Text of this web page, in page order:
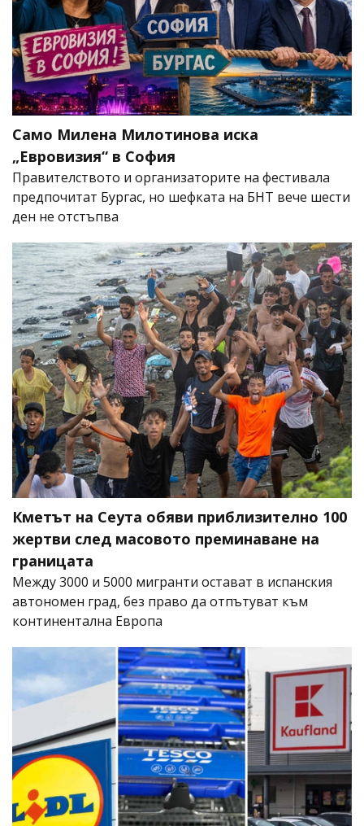
Само Милена Милотинова иска
„Евровизия“ в София
Правителството и организаторите на фестивала
предпочитат Бургас, но шефката на БНТ вече шести
ден не отстъпва
Кметът на Сеута обяви приблизително 100
жертви след масовото преминаване на
границата
Между 3000 и 5000 мигранти остават в испанския
автономен град, без право да отпътуват към
континентална Европа